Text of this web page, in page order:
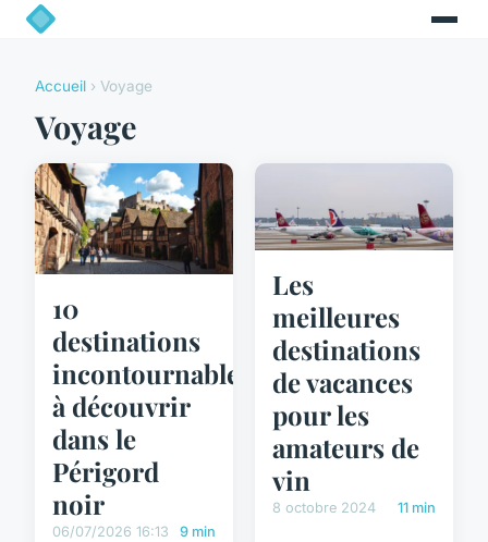
Accueil › Voyage
Voyage
10
destinations
incontournables
à découvrir
dans le
Périgord
noir
06/07/2026 16:13 9 min
Les
meilleures
destinations
de vacances
pour les
amateurs de
vin
8 octobre 2024 11 min